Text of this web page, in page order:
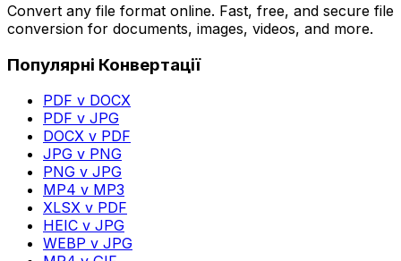
Convert any file format online. Fast, free, and secure file
conversion for documents, images, videos, and more.
Популярні Конвертації
PDF v DOCX
PDF v JPG
DOCX v PDF
JPG v PNG
PNG v JPG
MP4 v MP3
XLSX v PDF
HEIC v JPG
WEBP v JPG